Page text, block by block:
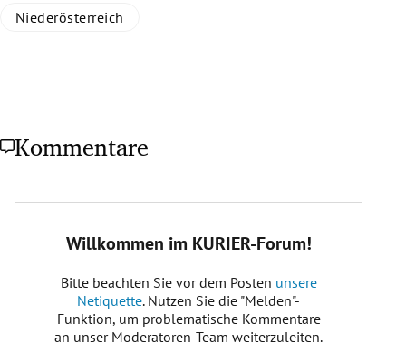
Niederösterreich
Kommentare